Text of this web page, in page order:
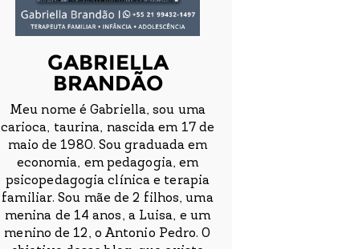
GABRIELLA
BRANDÃO
Meu nome é Gabriella, sou uma
carioca, taurina, nascida em 17 de
maio de 1980. Sou graduada em
economia, em pedagogia, em
psicopedagogia clínica e terapia
familiar. Sou mãe de 2 filhos, uma
menina de 14 anos, a Luisa, e um
menino de 12, o Antonio Pedro. O